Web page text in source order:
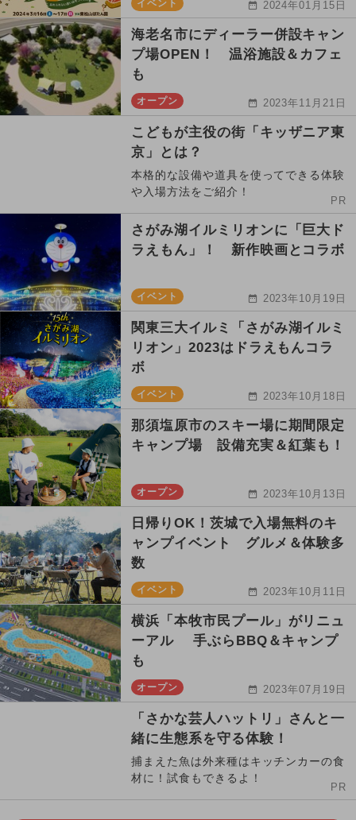
イベント 2024年01月15日
海老名市にディーラー併設キャン
プ場OPEN！ 温浴施設＆カフェ
も
オープン 2023年11月21日
こどもが主役の街「キッザニア東
京」とは？
本格的な設備や道具を使ってできる体験
や入場方法をご紹介！
PR
さがみ湖イルミリオンに「巨大ド
ラえもん」！ 新作映画とコラボ
イベント 2023年10月19日
関東三大イルミ「さがみ湖イルミ
リオン」2023はドラえもんコラ
ボ
イベント 2023年10月18日
那須塩原市のスキー場に期間限定
キャンプ場 設備充実＆紅葉も！
オープン 2023年10月13日
日帰りOK！茨城で入場無料のキ
ャンプイベント グルメ＆体験多
数
イベント 2023年10月11日
横浜「本牧市民プール」がリニュ
ーアル 手ぶらBBQ＆キャンプ
も
オープン 2023年07月19日
「さかな芸人ハットリ」さんと一
緒に生態系を守る体験！
捕まえた魚は外来種はキッチンカーの食
材に！試食もできるよ！
PR